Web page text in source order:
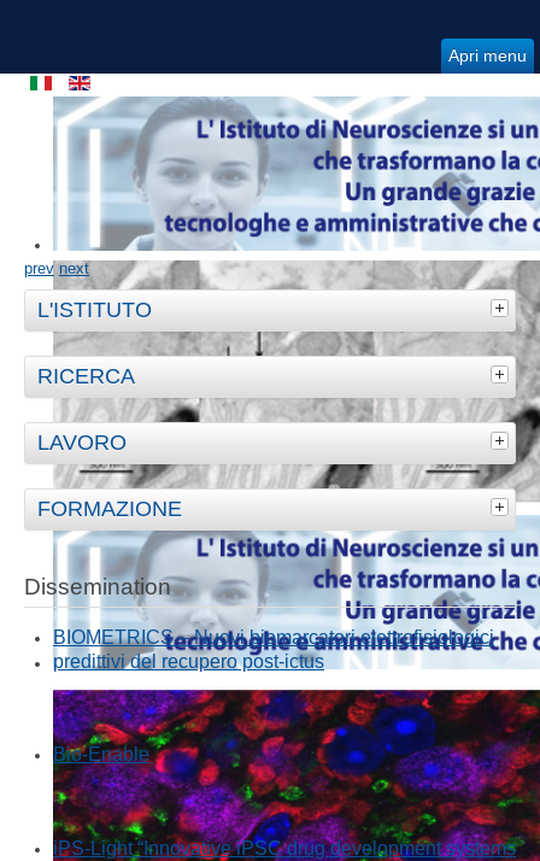
Apri menu
prev next
L'ISTITUTO
RICERCA
LAVORO
FORMAZIONE
Dissemination
BIOMETRICS – Nuovi biomarcatori elettrofisiologici
predittivi del recupero post-ictus
Bio-Enable
iPS-Light “Innovative iPSC drug development systems